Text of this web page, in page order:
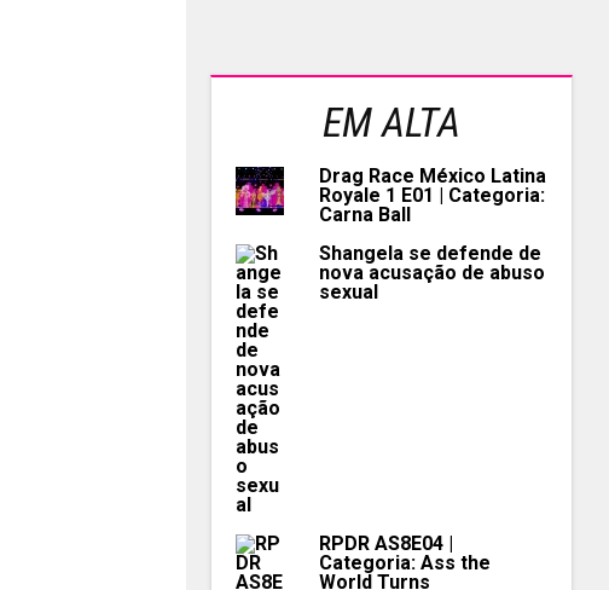
EM ALTA
Drag Race México Latina
Royale 1 E01 | Categoria:
Carna Ball
Shangela se defende de
nova acusação de abuso
sexual
RPDR AS8E04 |
Categoria: Ass the
World Turns